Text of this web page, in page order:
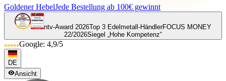
Goldener HebelJede Bestellung ab 100€ gewinnt
ntv-Award 2026Top 3 Edelmetall-HändlerFOCUS MONEY
22/2026Siegel „Hohe Kompetenz“
Google: 4,9/5
DE
Ansicht